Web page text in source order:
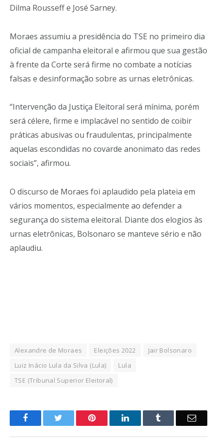
Dilma Rousseff e José Sarney.
Moraes assumiu a presidência do TSE no primeiro dia
oficial de campanha eleitoral e afirmou que sua gestão
à frente da Corte será firme no combate a notícias
falsas e desinformação sobre as urnas eletrônicas.
“Intervenção da Justiça Eleitoral será mínima, porém
será célere, firme e implacável no sentido de coibir
práticas abusivas ou fraudulentas, principalmente
aquelas escondidas no covarde anonimato das redes
sociais”, afirmou.
O discurso de Moraes foi aplaudido pela plateia em
vários momentos, especialmente ao defender a
segurança do sistema eleitoral. Diante dos elogios às
urnas eletrônicas, Bolsonaro se manteve sério e não
aplaudiu.
Alexandre de Moraes Eleições 2022
Jair Bolsonaro
Luiz Inácio Lula da Silva (Lula)
Lula
TSE (Tribunal Superior Eleitoral)
o
Pinterest LinkedIn
E-